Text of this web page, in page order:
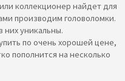
коллекционер найдет для
производим головоломки.
них уникальны.
по очень хорошей цене,
пополнится на несколько